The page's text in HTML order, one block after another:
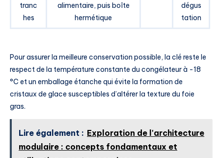
tranc
hes
alimentaire, puis boîte
hermétique
dégus
tation
Pour assurer la meilleure conservation possible, la clé reste le
respect de la température constante du congélateur à -18
°C et un emballage étanche qui évite la formation de
cristaux de glace susceptibles d’altérer la texture du foie
gras.
Lire également : Exploration de l'architecture
modulaire : concepts fondamentaux et